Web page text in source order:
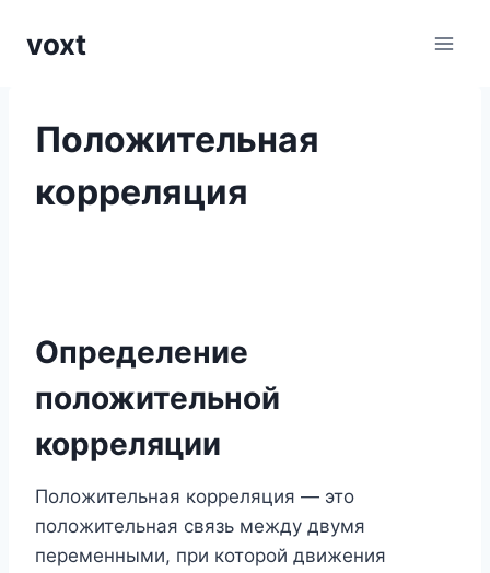
voxt
Положительная
корреляция
Определение
положительной
корреляции
Положительная корреляция — это
положительная связь между двумя
переменными, при которой движения